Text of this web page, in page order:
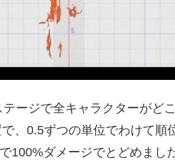
ージで全キャラクターがど
、0.5ずつの単位でわけて順
100%ダメージでとどめました